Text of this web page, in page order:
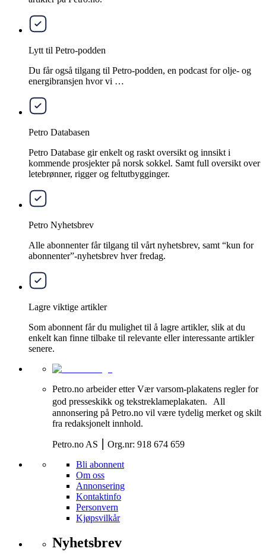
Lytt til Petro-podden
Du får også tilgang til Petro-podden, en podcast for olje- og
energibransjen hvor vi …
Petro Databasen
Petro Database gir enkelt og raskt oversikt og innsikt i
kommende prosjekter på norsk sokkel. Samt full oversikt over
letebrønner, rigger og feltutbygginger.
Petro Nyhetsbrev
Alle abonnenter får tilgang til vårt nyhetsbrev, samt “kun for
abonnenter”-nyhetsbrev hver fredag.
Lagre viktige artikler
Som abonnent får du mulighet til å lagre artikler, slik at du
enkelt kan finne tilbake til relevante eller interessante artikler
senere.
Petro.no arbeider etter Vær varsom-plakatens regler for
god presseskikk og tekstreklameplakaten. All
annonsering på Petro.no vil være tydelig merket og skilt
fra redaksjonelt innhold.
Petro.no AS ⎮ Org.nr: 918 674 659
Bli abonnent
Om oss
Annonsering
Kontaktinfo
Personvern
Kjøpsvilkår
Nyhetsbrev